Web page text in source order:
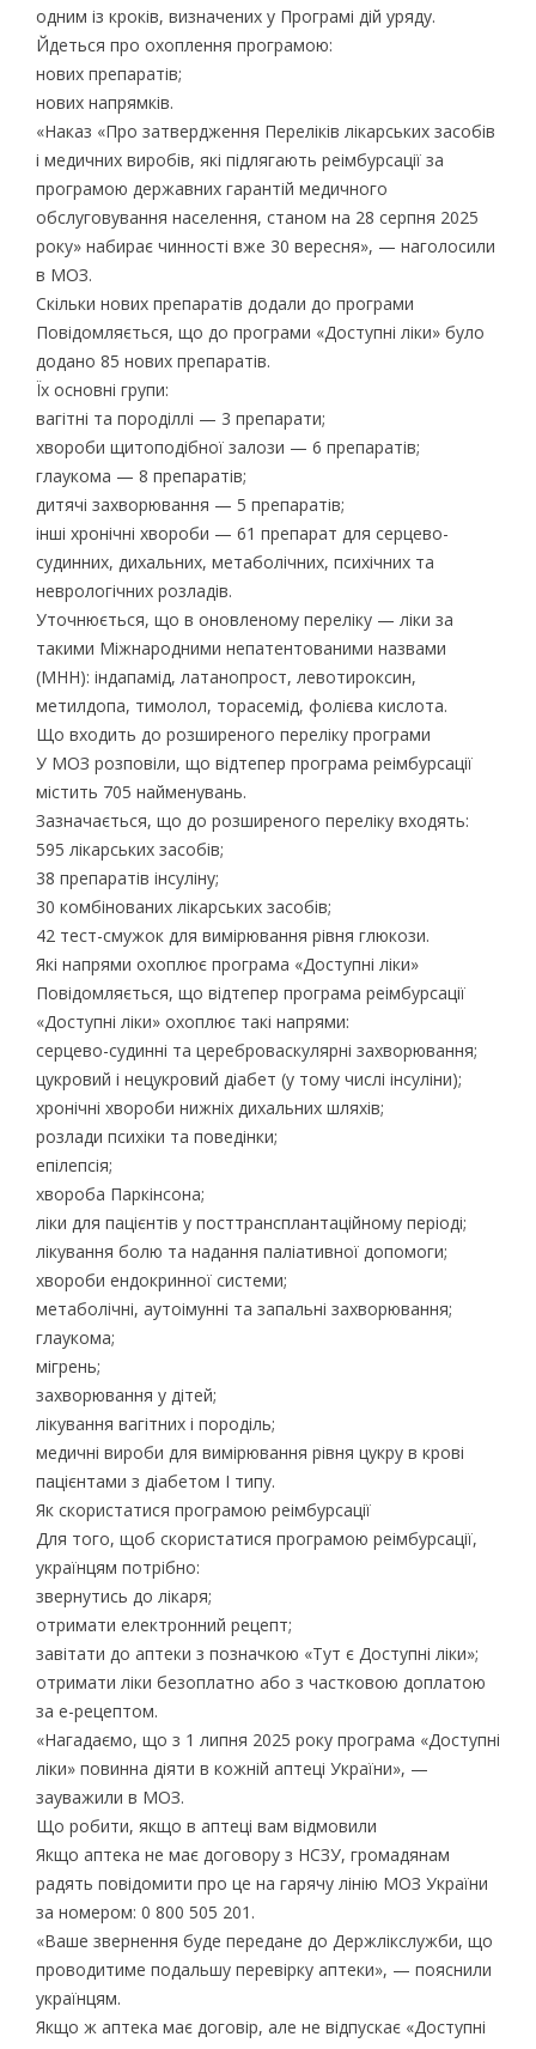
одним із кроків, визначених у Програмі дій уряду.
Йдеться про охоплення програмою:
нових препаратів;
нових напрямків.
«Наказ «Про затвердження Переліків лікарських засобів
і медичних виробів, які підлягають реімбурсації за
програмою державних гарантій медичного
обслуговування населення, станом на 28 серпня 2025
року» набирає чинності вже 30 вересня», — наголосили
в МОЗ.
Скільки нових препаратів додали до програми
Повідомляється, що до програми «Доступні ліки» було
додано 85 нових препаратів.
Їх основні групи:
вагітні та породіллі — 3 препарати;
хвороби щитоподібної залози — 6 препаратів;
глаукома — 8 препаратів;
дитячі захворювання — 5 препаратів;
інші хронічні хвороби — 61 препарат для серцево-
судинних, дихальних, метаболічних, психічних та
неврологічних розладів.
Уточнюється, що в оновленому переліку — ліки за
такими Міжнародними непатентованими назвами
(МНН): індапамід, латанопрост, левотироксин,
метилдопа, тимолол, торасемід, фолієва кислота.
Що входить до розширеного переліку програми
У МОЗ розповіли, що відтепер програма реімбурсації
містить 705 найменувань.
Зазначається, що до розширеного переліку входять:
595 лікарських засобів;
38 препаратів інсуліну;
30 комбінованих лікарських засобів;
42 тест-смужок для вимірювання рівня глюкози.
Які напрями охоплює програма «Доступні ліки»
Повідомляється, що відтепер програма реімбурсації
«Доступні ліки» охоплює такі напрями:
серцево-судинні та цереброваскулярні захворювання;
цукровий і нецукровий діабет (у тому числі інсуліни);
хронічні хвороби нижніх дихальних шляхів;
розлади психіки та поведінки;
епілепсія;
хвороба Паркінсона;
ліки для пацієнтів у посттрансплантаційному періоді;
лікування болю та надання паліативної допомоги;
хвороби ендокринної системи;
метаболічні, аутоімунні та запальні захворювання;
глаукома;
мігрень;
захворювання у дітей;
лікування вагітних і породіль;
медичні вироби для вимірювання рівня цукру в крові
пацієнтами з діабетом I типу.
Як скористатися програмою реімбурсації
Для того, щоб скористатися програмою реімбурсації,
українцям потрібно:
звернутись до лікаря;
отримати електронний рецепт;
завітати до аптеки з позначкою «Тут є Доступні ліки»;
отримати ліки безоплатно або з частковою доплатою
за е-рецептом.
«Нагадаємо, що з 1 липня 2025 року програма «Доступні
ліки» повинна діяти в кожній аптеці України», —
зауважили в МОЗ.
Що робити, якщо в аптеці вам відмовили
Якщо аптека не має договору з НСЗУ, громадянам
радять повідомити про це на гарячу лінію МОЗ України
за номером: 0 800 505 201.
«Ваше звернення буде передане до Держлікслужби, що
проводитиме подальшу перевірку аптеки», — пояснили
українцям.
Якщо ж аптека має договір, але не відпускає «Доступні